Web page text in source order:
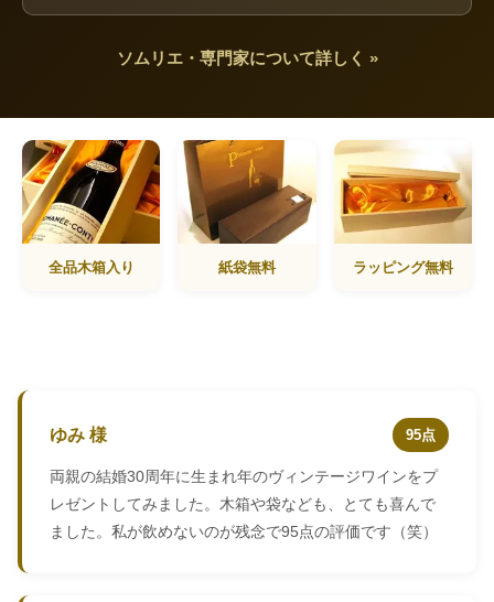
ソムリエ・専門家について詳しく »
全品木箱入り 紙袋無料 ラッピング無料
ゆみ 様 95点
両親の結婚30周年に生まれ年のヴィンテージワインをプ
レゼントしてみました。木箱や袋なども、とても喜んで
ました。私が飲めないのが残念で95点の評価です（笑）